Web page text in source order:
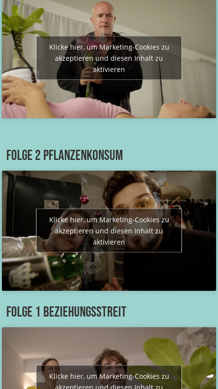
Klicke hier, um Marketing-Cookies zu
akzeptieren und diesen Inhalt zu
aktivieren
Folge 2 Pflanzenkonsum
Klicke hier, um Marketing-Cookies zu
akzeptieren und diesen Inhalt zu
aktivieren
Folge 1 Beziehungsstreit
Klicke hier, um Marketing-Cookies zu